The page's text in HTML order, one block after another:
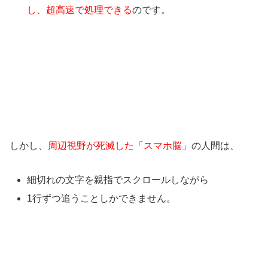
し、超高速で処理できるのです。
しかし、 周辺視野が死滅した「スマホ脳」 の人間は、
細切れの文字を親指でスクロールしながら
1行ずつ追うことしかできません。